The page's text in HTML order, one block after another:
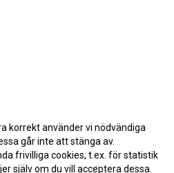
korrekt använder vi nödvändiga
går inte att stänga av.
frivilliga cookies, t.ex. för statistik
själv om du vill acceptera dessa.